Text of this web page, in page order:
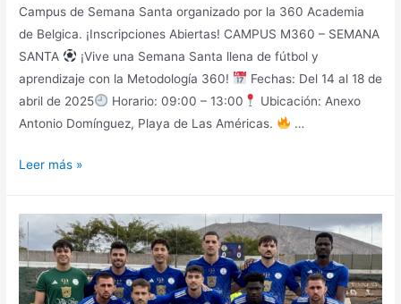
Campus de Semana Santa organizado por la 360 Academia
de Belgica. ¡Inscripciones Abiertas! CAMPUS M360 – SEMANA
SANTA
¡Vive una Semana Santa llena de fútbol y
aprendizaje con la Metodología 360!
Fechas: Del 14 al 18 de
abril de 2025
Horario: 09:00 – 13:00
Ubicación: Anexo
Antonio Domínguez, Playa de Las Américas.
…
Leer más »